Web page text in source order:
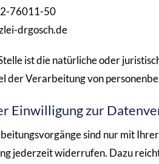
76011-50
drgosch.de
ist die natürliche oder
der Verarbeitung von
Einwilligung zur
sind nur mit
jederzeit widerrufen. Dazu